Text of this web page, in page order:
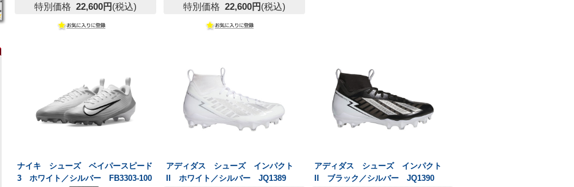
特別価格 22,600円(税込)
特別価格 22,600円(税込)
ナイキ シューズ ベイパースピード
3 ホワイト／シルバー FB3303-100
アディダス シューズ インパクト
II ホワイト／シルバー JQ1389
アディダス シューズ インパクト
II ブラック／シルバー JQ1390